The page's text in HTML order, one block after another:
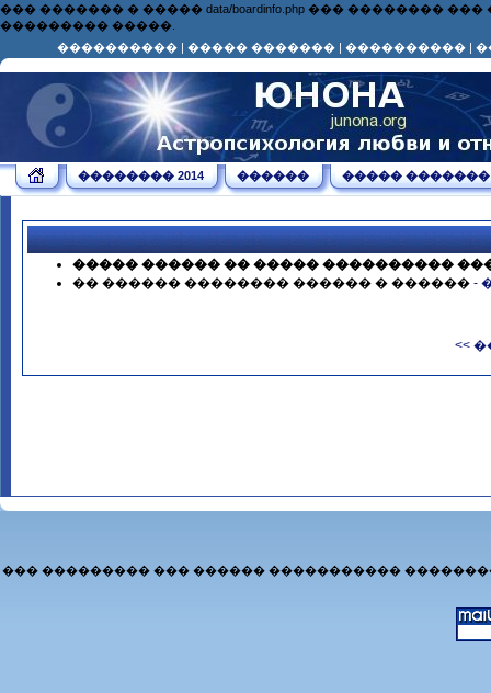
��� ������� � ����� data/boardinfo.php ���
��������� �����.
���������� | ����� ������� | ���������� |
�������� 2014 ������ ����� �������
����� ������ �� ����� ����������
�� ������ �������� ������ � ������ -
<<
��� ��������� ��� ������ �����������